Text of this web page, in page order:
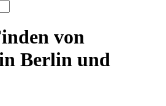
von
Berlin und